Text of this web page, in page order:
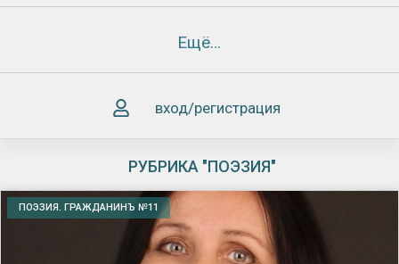
Ещё…
вход/регистрация
РУБРИКА "ПОЭЗИЯ"
ПОЭЗИЯ. ГРАЖДАНИНЪ №11